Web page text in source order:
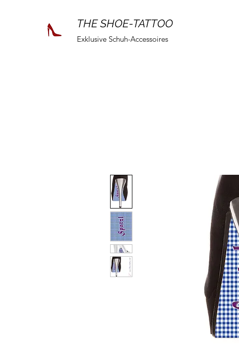
THE SHOE-TATTOO
Exklusive Schuh-Accessoires